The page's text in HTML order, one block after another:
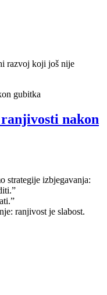
razvoj koji još nije
nakon
strategije izbjegavanja:
ranjivost je slabost.